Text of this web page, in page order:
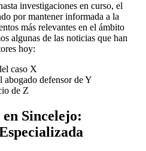
investigaciones en curso, el
por mantener informada a la
más relevantes en el ámbito
algunas de las noticias que han
hoy:
caso X
abogado defensor de Y
de Z
Sincelejo: